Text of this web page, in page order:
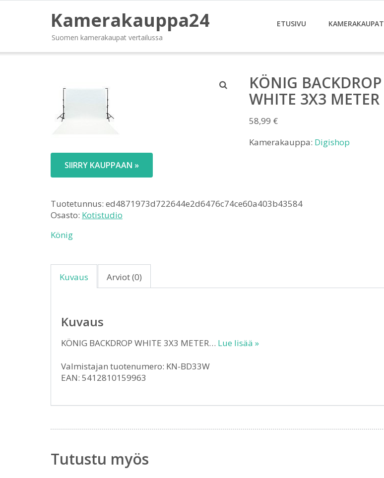
Kamerakauppa24
Suomen kamerakaupat vertailussa
ETUSIVU KAMERAKAUPAT
KÖNIG BACKDROP
WHITE 3X3 METER
58,99 €
Kamerakauppa: Digishop
SIIRRY KAUPPAAN »
Tuotetunnus: ed4871973d722644e2d6476c74ce60a403b43584
Osasto: Kotistudio
König
Kuvaus Arviot (0)
Kuvaus
KÖNIG BACKDROP WHITE 3X3 METER… Lue lisää »
Valmistajan tuotenumero: KN-BD33W
EAN: 5412810159963
Tutustu myös